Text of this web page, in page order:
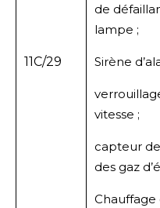
11C/29
de
lampe ;
Sirène
vitesse ;
capteur
des gaz
Chauffage